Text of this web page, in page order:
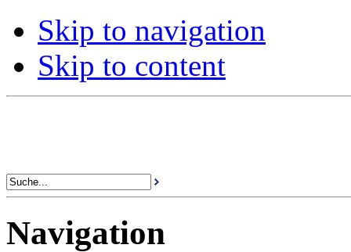
Skip to navigation
Skip to content
Navigation